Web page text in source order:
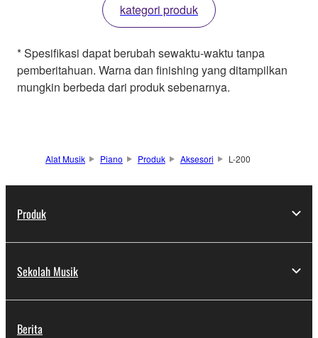
kategori produk
* Spesifikasi dapat berubah sewaktu-waktu tanpa
pemberitahuan. Warna dan finishing yang ditampilkan
mungkin berbeda dari produk sebenarnya.
Alat Musik Piano Produk Aksesori L-200
Produk
Sekolah Musik
Berita